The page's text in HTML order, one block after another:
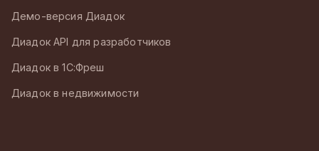
Демо-версия Диадок
Диадок API для разработчиков
Диадок в 1С:Фреш
Диадок в недвижимости